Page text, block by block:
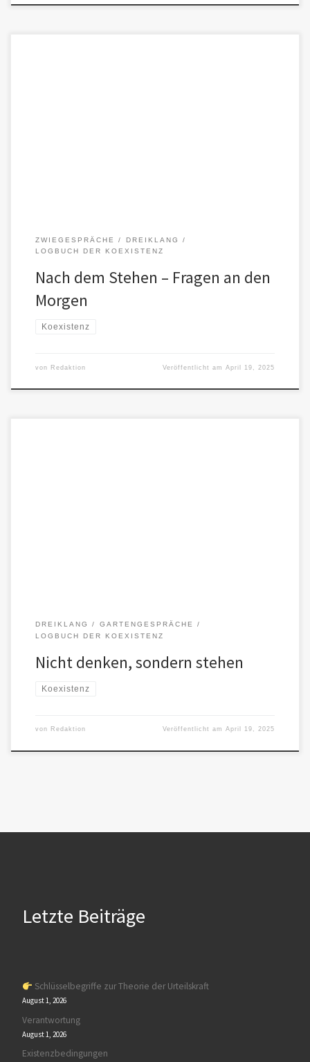
ZWIEGESPRÄCHE
DREIKLANG
LOGBUCH DER KOEXISTENZ
Nach dem Stehen – Fragen an den
Morgen
Koexistenz
von Redaktion Veröffentlicht amApril 19, 2025
DREIKLANG
GARTENGESPRÄCHE
LOGBUCH DER KOEXISTENZ
Nicht denken, sondern stehen
Koexistenz
von Redaktion Veröffentlicht amApril 19, 2025
Letzte Beiträge
Schlüsselbegriffe zur Theorie der Urteilskraft
August 1, 2026
Verantwortung
August 1, 2026
Existenzbedingungen